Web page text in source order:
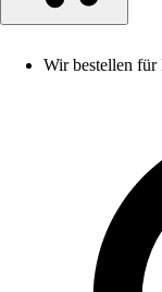
Wir bestellen